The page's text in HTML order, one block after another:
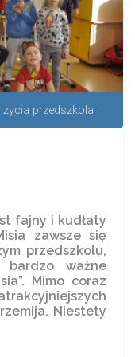
przedszkola
fajny i kudłaty
zawsze się
przedszkolu,
ważne
Mimo coraz
Niestety